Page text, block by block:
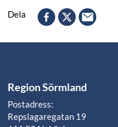
Dela
Region Sörmland
Postadress:
Repslagaregatan 19